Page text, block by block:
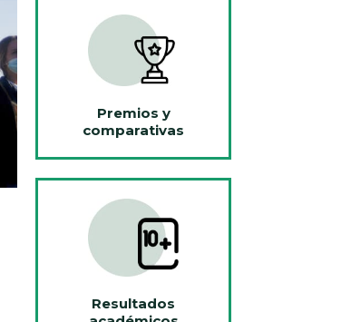
Premios y
comparativas
Resultados